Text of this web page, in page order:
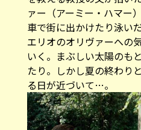
ァー（アーミー・ハマー
車で街に出かけたり泳い
エリオのオリヴァーへの
いく。まぶしい太陽のも
たり。しかし夏の終わり
る日が近づいて…。